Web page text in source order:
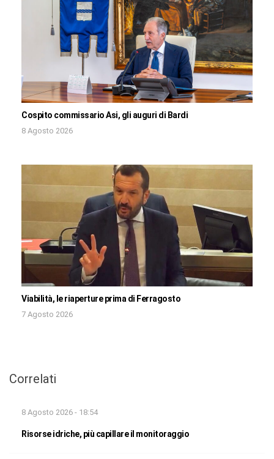
Cospito commissario Asi, gli auguri di Bardi
8 Agosto 2026
Viabilità, le riaperture prima di Ferragosto
7 Agosto 2026
Correlati
8 Agosto 2026 - 18:54
Risorse idriche, più capillare il monitoraggio